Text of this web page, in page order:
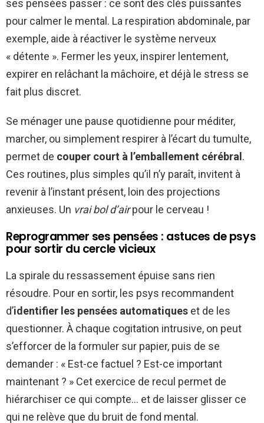
ses pensées passer : ce sont des clés puissantes
pour calmer le mental. La respiration abdominale, par
exemple, aide à réactiver le système nerveux
« détente ». Fermer les yeux, inspirer lentement,
expirer en relâchant la mâchoire, et déjà le stress se
fait plus discret.
Se ménager une pause quotidienne pour méditer,
marcher, ou simplement respirer à l’écart du tumulte,
permet de couper court à l’emballement cérébral.
Ces routines, plus simples qu’il n’y paraît, invitent à
revenir à l’instant présent, loin des projections
anxieuses. Un vrai bol d’airpour le cerveau !
Reprogrammer ses pensées : astuces de psys
pour sortir du cercle vicieux
La spirale du ressassement épuise sans rien
résoudre. Pour en sortir, les psys recommandent
d’identifier les pensées automatiques et de les
questionner. À chaque cogitation intrusive, on peut
s’efforcer de la formuler sur papier, puis de se
demander : « Est-ce factuel ? Est-ce important
maintenant ? » Cet exercice de recul permet de
hiérarchiser ce qui compte… et de laisser glisser ce
qui ne relève que du bruit de fond mental.